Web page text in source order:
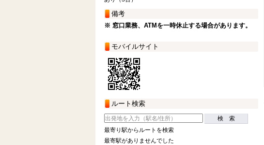
備考
※ 窓口業務、ATMを一時休止する場合があります。
モバイルサイト
ルート検索
検 索
最寄り駅からルートを検索
最寄駅がありませんでした